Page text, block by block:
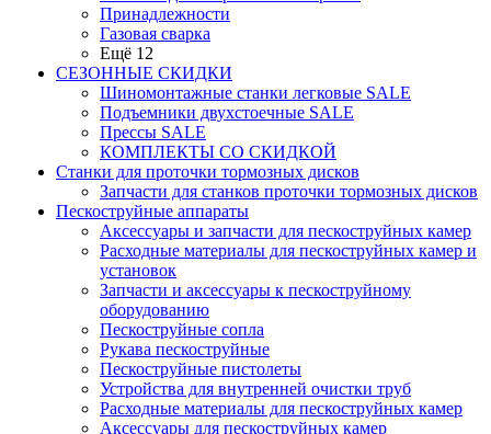
Принадлежности
Газовая сварка
Ещё 12
СЕЗОННЫЕ СКИДКИ
Шиномонтажные станки легковые SALE
Подъемники двухстоечные SALE
Прессы SALE
КОМПЛЕКТЫ СО СКИДКОЙ
Станки для проточки тормозных дисков
Запчасти для станков проточки тормозных дисков
Пескоструйные аппараты
Аксессуары и запчасти для пескоструйных камер
Расходные материалы для пескоструйных камер и
установок
Запчасти и аксессуары к пескоструйному
оборудованию
Пескоструйные сопла
Рукава пескоструйные
Пескоструйные пистолеты
Устройства для внутренней очистки труб
Расходные материалы для пескоструйных камер
Аксессуары для пескоструйных камер